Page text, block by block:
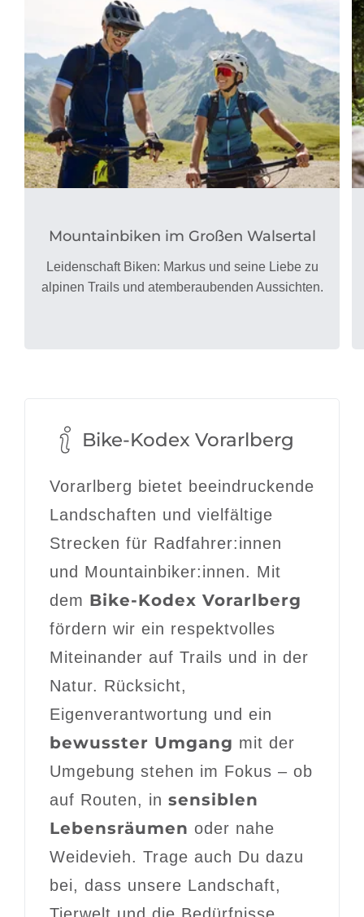
Mountainbiken im Großen Walsertal
Leidenschaft Biken: Markus und seine Liebe zu
alpinen Trails und atemberaubenden Aussichten.
Bike-Kodex Vorarlberg
Vorarlberg bietet beeindruckende
Landschaften und vielfältige
Strecken für Radfahrer:innen
und Mountainbiker:innen. Mit
dem Bike-Kodex Vorarlberg
fördern wir ein respektvolles
Miteinander auf Trails und in der
Natur. Rücksicht,
Eigenverantwortung und ein
bewusster Umgang mit der
Umgebung stehen im Fokus – ob
auf Routen, in sensiblen
Lebensräumen oder nahe
Weidevieh. Trage auch Du dazu
bei, dass unsere Landschaft,